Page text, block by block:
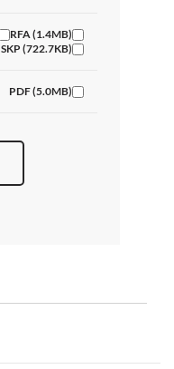
RFA (1.4MB)
SKP (722.7KB)
PDF (5.0MB)